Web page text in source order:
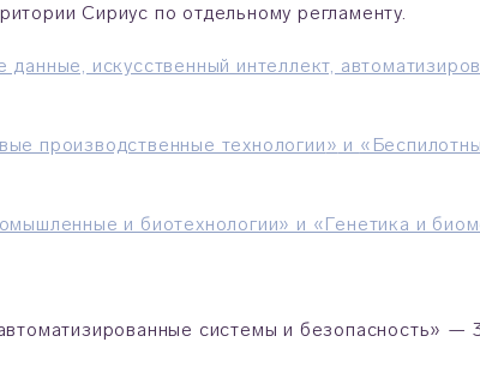
Сириус по отдельному регламенту.
искусственный интеллект,
производственные технологии» и
и биотехнологии» и «Генетика и
системы и безопасность» —